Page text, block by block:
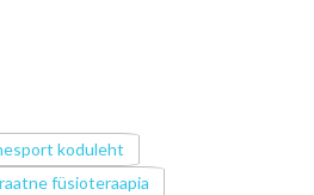
koduleht
füsioteraapia